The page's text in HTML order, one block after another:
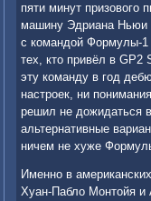
пяти минут призового
машину Эдриана Ньюи
с командой Формулы-
тех, кто привёл в GP2
эту команду в год
настроек, ни
решил не дожидаться
альтернативные
ничем не хуже
Именно в
Хуан-Пабло Монтойя и